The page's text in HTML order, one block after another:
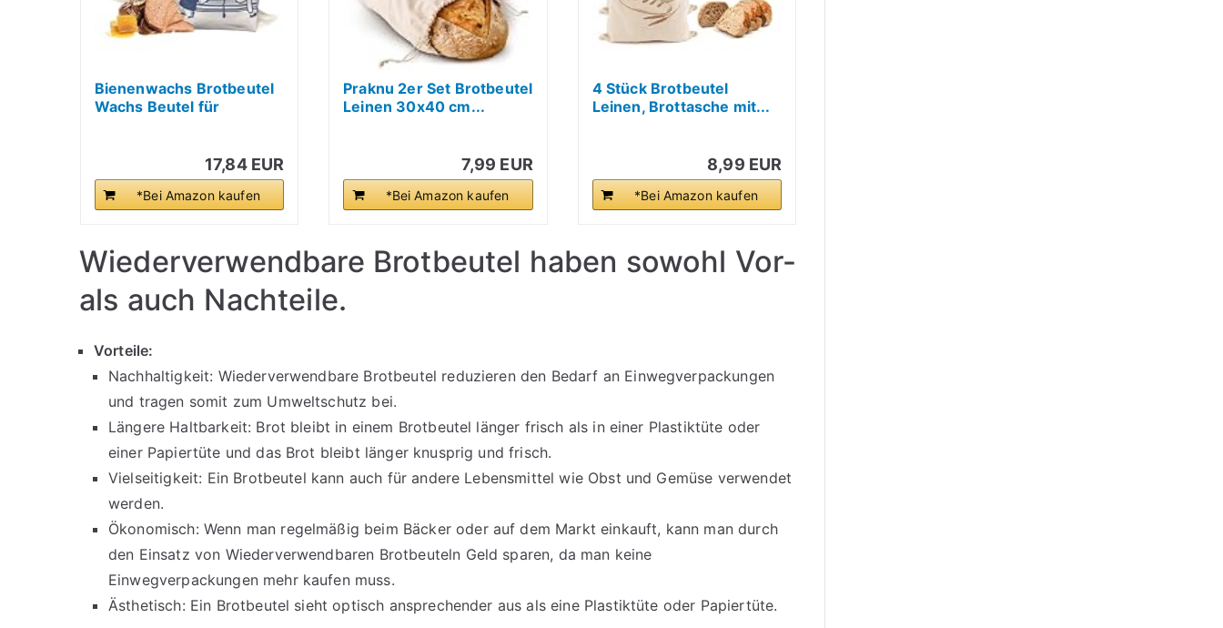
Bienenwachs Brotbeutel
Wachs Beutel für
17,84 EUR
*Bei Amazon kaufen
Praknu 2er Set Brotbeutel
Leinen 30x40 cm...
7,99 EUR
*Bei Amazon kaufen
4 Stück Brotbeutel
Leinen, Brottasche mit...
8,99 EUR
*Bei Amazon kaufen
Wiederverwendbare Brotbeutel haben sowohl Vor-
als auch Nachteile.
Vorteile:
Nachhaltigkeit: Wiederverwendbare Brotbeutel reduzieren den Bedarf an Einwegverpackungen
und tragen somit zum Umweltschutz bei.
Längere Haltbarkeit: Brot bleibt in einem Brotbeutel länger frisch als in einer Plastiktüte oder
einer Papiertüte und das Brot bleibt länger knusprig und frisch.
Vielseitigkeit: Ein Brotbeutel kann auch für andere Lebensmittel wie Obst und Gemüse verwendet
werden.
Ökonomisch: Wenn man regelmäßig beim Bäcker oder auf dem Markt einkauft, kann man durch
den Einsatz von Wiederverwendbaren Brotbeuteln Geld sparen, da man keine
Einwegverpackungen mehr kaufen muss.
Ästhetisch: Ein Brotbeutel sieht optisch ansprechender aus als eine Plastiktüte oder Papiertüte.